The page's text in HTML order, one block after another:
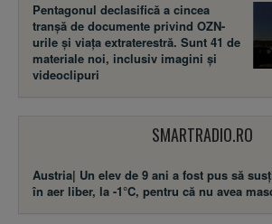
Pentagonul declasifică a cincea
tranșă de documente privind OZN-
urile și viața extraterestră. Sunt 41 de
materiale noi, inclusiv imagini și
videoclipuri
SMARTRADIO.RO
Austria| Un elev de 9 ani a fost pus să
în aer liber, la -1°C, pentru că nu avea